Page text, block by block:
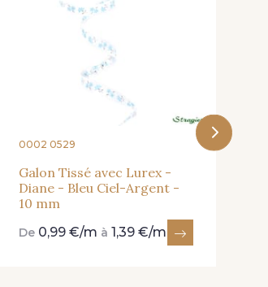
0002 0529
Galon Tissé avec Lurex -
Diane - Bleu Ciel-Argent -
10 mm
De 0,99 €/m à 1,39 €/m